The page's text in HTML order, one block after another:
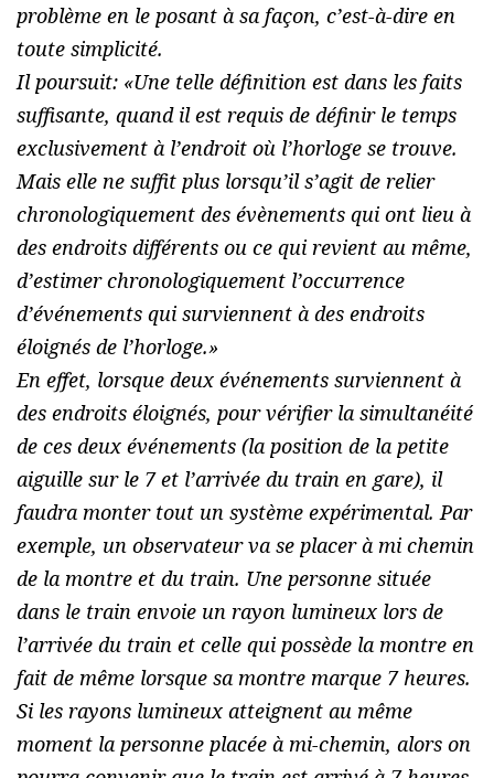
problème en le posant à sa façon, c’est-à-dire en
toute simplicité.
Il poursuit: «Une telle définition est dans les faits
suffisante, quand il est requis de définir le temps
exclusivement à l’endroit où l’horloge se trouve.
Mais elle ne suffit plus lorsqu’il s’agit de relier
chronologiquement des évènements qui ont lieu à
des endroits différents ou ce qui revient au même,
d’estimer chronologiquement l’occurrence
d’événements qui surviennent à des endroits
éloignés de l’horloge.»
En effet, lorsque deux événements surviennent à
des endroits éloignés, pour vérifier la simultanéité
de ces deux événements (la position de la petite
aiguille sur le 7 et l’arrivée du train en gare), il
faudra monter tout un système expérimental. Par
exemple, un observateur va se placer à mi chemin
de la montre et du train. Une personne située
dans le train envoie un rayon lumineux lors de
l’arrivée du train et celle qui possède la montre en
fait de même lorsque sa montre marque 7 heures.
Si les rayons lumineux atteignent au même
moment la personne placée à mi-chemin, alors on